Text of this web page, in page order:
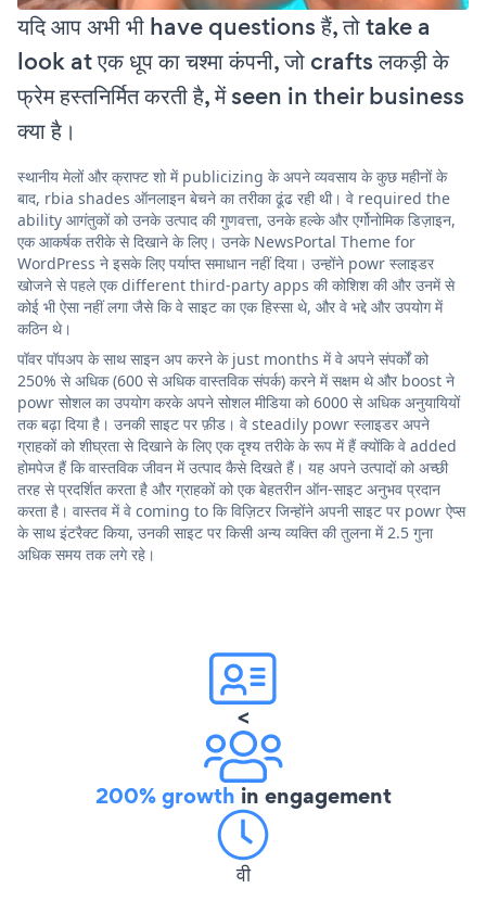
यदि आप अभी भी have questions हैं, तो take a
look at एक धूप का चश्मा कंपनी, जो crafts लकड़ी के
फ्रेम हस्तनिर्मित करती है, में seen in their business
क्या है।
स्थानीय मेलों और क्राफ्ट शो में publicizing के अपने व्यवसाय के कुछ महीनों के
बाद, rbia shades ऑनलाइन बेचने का तरीका ढूंढ रही थी। वे required the
ability आगंतुकों को उनके उत्पाद की गुणवत्ता, उनके हल्के और एर्गोनोमिक डिज़ाइन,
एक आकर्षक तरीके से दिखाने के लिए। उनके NewsPortal Theme for
WordPress ने इसके लिए पर्याप्त समाधान नहीं दिया। उन्होंने powr स्लाइडर
खोजने से पहले एक different third-party apps की कोशिश की और उनमें से
कोई भी ऐसा नहीं लगा जैसे कि वे साइट का एक हिस्सा थे, और वे भद्दे और उपयोग में
कठिन थे।
पॉवर पॉपअप के साथ साइन अप करने के just months में वे अपने संपर्कों को
250% से अधिक (600 से अधिक वास्तविक संपर्क) करने में सक्षम थे और boost ने
powr सोशल का उपयोग करके अपने सोशल मीडिया को 6000 से अधिक अनुयायियों
तक बढ़ा दिया है। उनकी साइट पर फ़ीड। वे steadily powr स्लाइडर अपने
ग्राहकों को शीघ्रता से दिखाने के लिए एक दृश्य तरीके के रूप में हैं क्योंकि वे added
होमपेज हैं कि वास्तविक जीवन में उत्पाद कैसे दिखते हैं। यह अपने उत्पादों को अच्छी
तरह से प्रदर्शित करता है और ग्राहकों को एक बेहतरीन ऑन-साइट अनुभव प्रदान
करता है। वास्तव में वे coming to कि विज़िटर जिन्होंने अपनी साइट पर powr ऐप्स
के साथ इंटरैक्ट किया, उनकी साइट पर किसी अन्य व्यक्ति की तुलना में 2.5 गुना
अधिक समय तक लगे रहे।
<
200% growth in engagement
वी